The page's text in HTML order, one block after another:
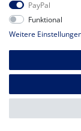
PayPal
Funktional
Weitere